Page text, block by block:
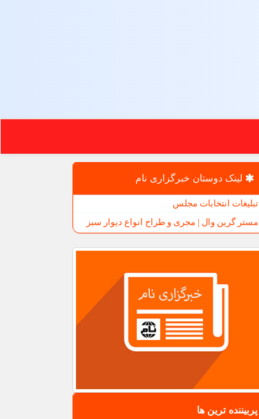
لینک دوستان خبرگزاری نام
تبلیغات انتخابات مجلس
مستر گرین وال | مجری و طراح انواع دیوار سبز
پربیننده ترین ها